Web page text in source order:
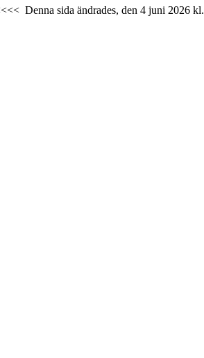
Denna sida ändrades, den 4 juni 2026 kl.